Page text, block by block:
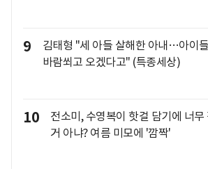
9
김태형 "세 아들 살해한 아내…아이
바람쐬고 오겠다고" (특종세상)
10
전소미, 수영복이 핫걸 담기에 너무
거 아냐? 여름 미모에 '깜짝'